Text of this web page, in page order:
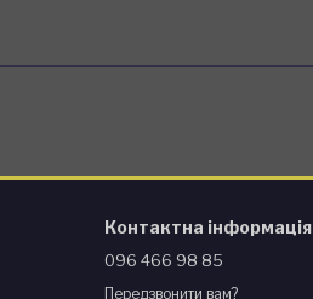
Контактна інформація
096 466 98 85
Передзвонити вам?